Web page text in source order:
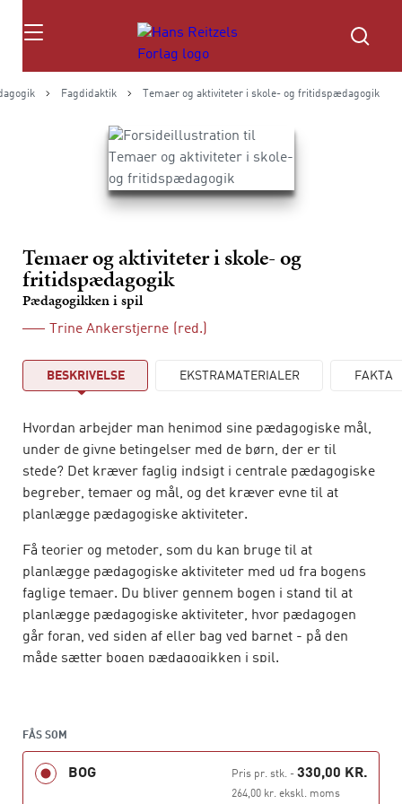
Søg
Fagdidaktik Temaer og aktiviteter i skole- og fritidspædagogik
Temaer og aktiviteter i skole- og
fritidspædagogik
Pædagogikken i spil
Trine Ankerstjerne (red.)
BESKRIVELSE EKSTRAMATERIALER FAKTA
Hvordan arbejder man henimod sine pædagogiske mål,
under de givne betingelser med de børn, der er til
stede? Det kræver faglig indsigt i centrale pædagogiske
begreber, temaer og mål, og det kræver evne til at
planlægge pædagogiske aktiviteter.
Få teorier og metoder, som du kan bruge til at
planlægge pædagogiske aktiviteter med ud fra bogens
faglige temaer. Du bliver gennem bogen i stand til at
planlægge pædagogiske aktiviteter, hvor pædagogen
går foran, ved siden af eller bag ved barnet - på den
måde sætter bogen pædagogikken i spil.
skole- og fritidspædagogik, men kan læses og bruges af
alle, der beskæftiger sig med pædagogik på skole- og
fritidsområdet.
FÅS SOM
BOG Pris pr. stk.- 330,00 KR.
264,00 kr. ekskl. moms